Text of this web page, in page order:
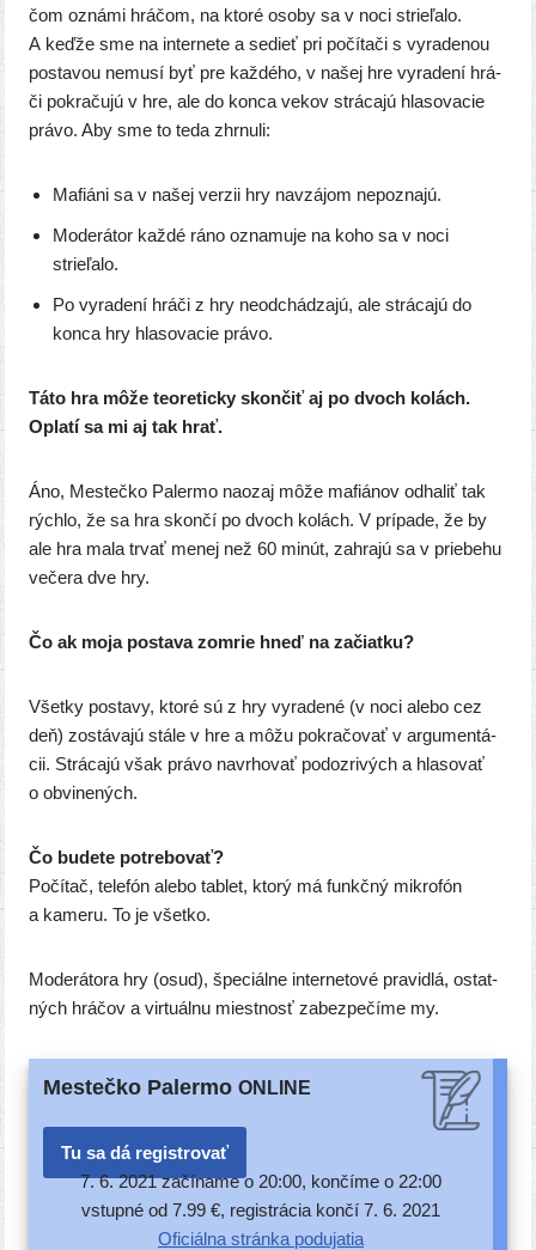
čom ozná­mi hrá­čom, na kto­ré oso­by sa v noci strie­ľa­lo.
A keď­že sme na inter­ne­te a sedieť pri počí­ta­či s vyra­de­nou
posta­vou nemu­sí byť pre kaž­dé­ho, v našej hre vyra­de­ní hrá­
či pokra­ču­jú v hre, ale do kon­ca vekov strá­ca­jú hla­so­va­cie
prá­vo. Aby sme to teda zhrnuli:
Mafiáni sa v našej ver­zii hry navzá­jom nepoznajú.
Moderátor kaž­dé ráno ozna­mu­je na koho sa v noci
strieľalo.
Po vyra­de­ní hrá­či z hry neod­chá­dza­jú, ale strá­ca­jú do
kon­ca hry hla­so­va­cie právo.
Táto hra môže teore­tic­ky skon­čiť aj po dvoch kolách.
Oplatí sa mi aj tak hrať.
Áno, Mestečko Palermo naozaj môže mafiá­nov odha­liť tak
rých­lo, že sa hra skon­čí po dvoch kolách. V prí­pa­de, že by
ale hra mala trvať menej než 60 minút, zahra­jú sa v prie­be­hu
veče­ra dve hry.
Čo ak moja posta­va zomrie hneď na začiatku?
Všetky posta­vy, kto­ré sú z hry vyra­de­né (v noci ale­bo cez
deň) zostá­va­jú stá­le v hre a môžu pokra­čo­vať v argu­men­tá­
cii. Strácajú však prá­vo navrho­vať podoz­ri­vých a hla­so­vať
o obvinených.
Čo bude­te potrebovať?
Počítač, tele­fón ale­bo tab­let, kto­rý má funkč­ný mik­ro­fón
a kame­ru. To je všetko.
Moderátora hry (osud), špe­ciál­ne inter­ne­to­vé pra­vid­lá, ostat­
ných hrá­čov a vir­tu­ál­nu miest­nosť zabez­pe­čí­me my.
Mestečko Palermo ONLINE
Tu sa dá registrovať
7. 6. 2021 začí­na­me o 20:00, kon­čí­me o 22:00
vstup­né od 7.99 €, regis­trá­cia kon­čí 7. 6. 2021
Oficiálna strán­ka podujatia